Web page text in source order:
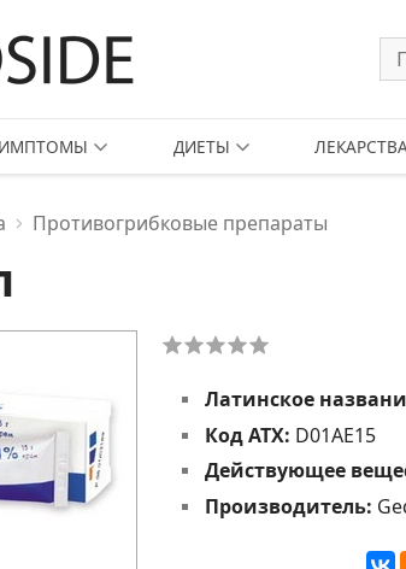
ДИЕТЫ
Противогрибковые препараты
Латинское
Код АТХ: D01AE15
Действующее
Производитель: